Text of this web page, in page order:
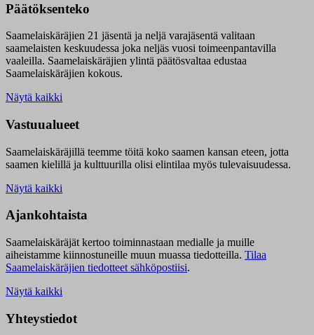
Päätöksenteko
Saamelaiskäräjien 21 jäsentä ja neljä varajäsentä valitaan
saamelaisten keskuudessa joka neljäs vuosi toimeenpantavilla
vaaleilla. Saamelaiskäräjien ylintä päätösvaltaa edustaa
Saamelaiskäräjien kokous.
Näytä kaikki
Vastuualueet
Saamelaiskäräjillä teemme töitä koko saamen kansan eteen, jotta
saamen kielillä ja kulttuurilla olisi elintilaa myös tulevaisuudessa.
Näytä kaikki
Ajankohtaista
Saamelaiskäräjät kertoo toiminnastaan medialle ja muille
aiheistamme kiinnostuneille muun muassa tiedotteilla. Tilaa
Saamelaiskäräjien tiedotteet sähköpostiisi.
Näytä kaikki
Yhteystiedot